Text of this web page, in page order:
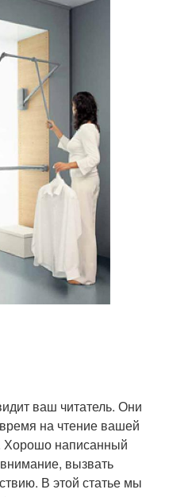
ваш читатель. Они
на чтение вашей
Хорошо написанный
вызвать
В этой статье мы